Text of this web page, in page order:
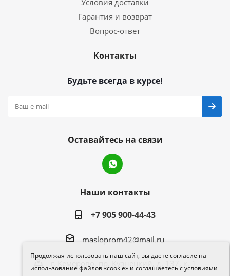
Продолжая использовать наш сайт, вы даете согласие на
использование файлов «cookie» и соглашаетесь с условиями
Условия доставки
Гарантия и возврат
Вопрос-ответ
Контакты
Будьте всегда в курсе!
Оставайтесь на связи
Наши контакты
+7 905 900-44-43
masloprom42@mail.ru